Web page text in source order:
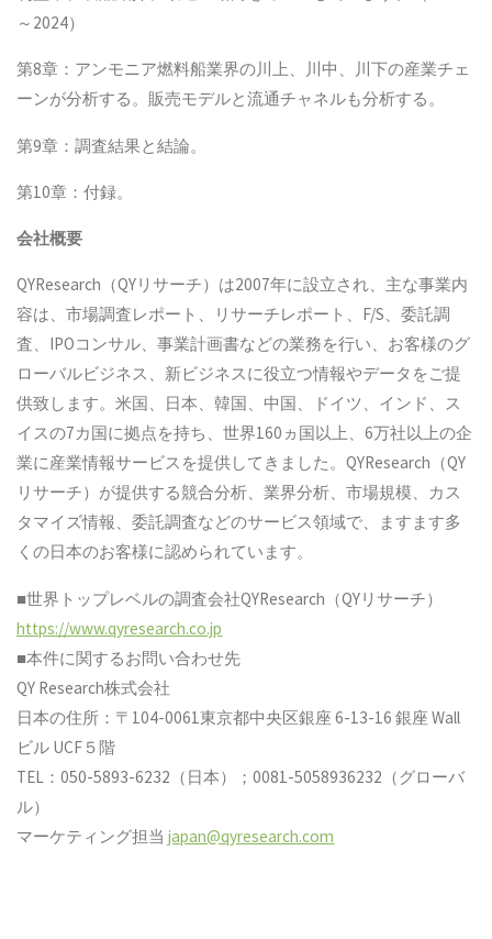
～2024）
第8章：アンモニア燃料船業界の川上、川中、川下の産業チェ
ーンが分析する。販売モデルと流通チャネルも分析する。
第9章：調査結果と結論。
第10章：付録。
会社概要
QYResearch（QYリサーチ）は2007年に設立され、主な事業内
容は、市場調査レポート、リサーチレポート、F/S、委託調
査、IPOコンサル、事業計画書などの業務を行い、お客様のグ
ローバルビジネス、新ビジネスに役立つ情報やデータをご提
供致します。米国、日本、韓国、中国、ドイツ、インド、ス
イスの7カ国に拠点を持ち、世界160ヵ国以上、6万社以上の企
業に産業情報サービスを提供してきました。QYResearch（QY
リサーチ）が提供する競合分析、業界分析、市場規模、カス
タマイズ情報、委託調査などのサービス領域で、ますます多
くの日本のお客様に認められています。
■世界トップレベルの調査会社QYResearch（QYリサーチ）
https://www.qyresearch.co.jp
■本件に関するお問い合わせ先
QY Research株式会社
日本の住所：〒104-0061東京都中央区銀座 6-13-16 銀座 Wall
ビル UCF５階
TEL：050-5893-6232（日本）；0081-5058936232（グローバ
ル）
マーケティング担当japan@qyresearch.com